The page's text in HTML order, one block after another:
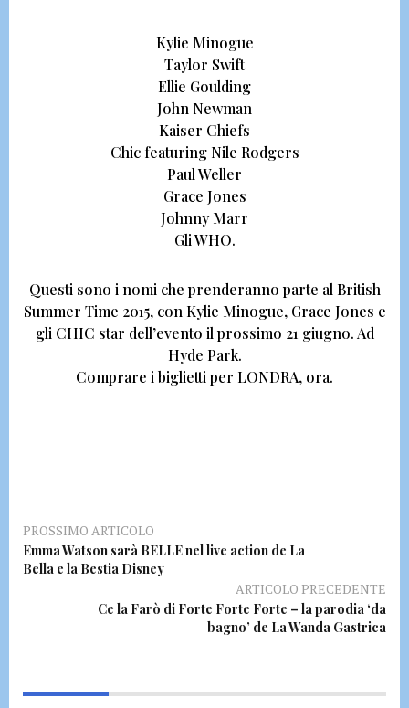
Kylie Minogue
Taylor Swift
Ellie Goulding
John Newman
Kaiser Chiefs
Chic featuring Nile Rodgers
Paul Weller
Grace Jones
Johnny Marr
Gli WHO.
Questi sono i nomi che prenderanno parte al British
Summer Time 2015, con Kylie Minogue, Grace Jones e
gli CHIC star dell’evento il prossimo 21 giugno. Ad
Hyde Park.
Comprare i biglietti per LONDRA, ora.
PROSSIMO ARTICOLO
Emma Watson sarà BELLE nel live action de La
Bella e la Bestia Disney
ARTICOLO PRECEDENTE
Ce la Farò di Forte Forte Forte – la parodia ‘da
bagno’ de La Wanda Gastrica